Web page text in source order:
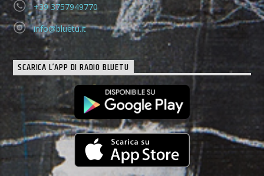
+39 3757949770
info@bluetu.it
SCARICA L’APP DI RADIO BLUETU